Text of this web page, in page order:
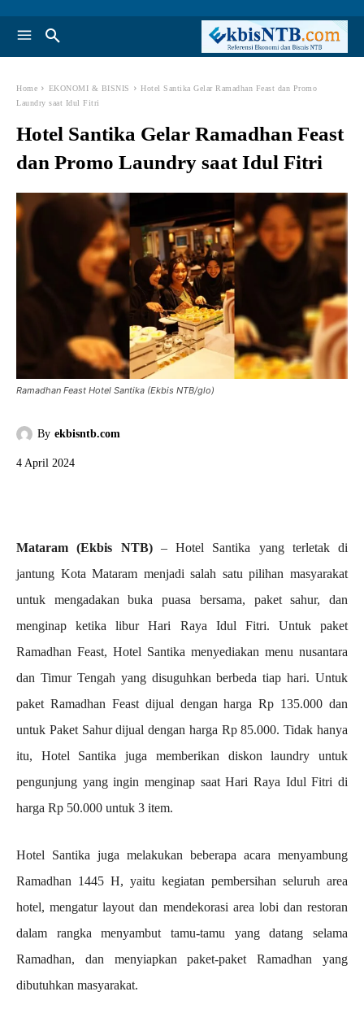
Home EKONOMI & BISNIS
Hotel Santika Gelar Ramadhan Feast dan Promo
Laundry saat Idul Fitri
Hotel Santika Gelar Ramadhan Feast
dan Promo Laundry saat Idul Fitri
Ramadhan Feast Hotel Santika (Ekbis NTB/glo)
By ekbisntb.com
4 April 2024
Mataram (Ekbis NTB)– Hotel Santika yang terletak di
jantung Kota Mataram menjadi salah satu pilihan masyarakat
untuk mengadakan buka puasa bersama, paket sahur, dan
menginap ketika libur Hari Raya Idul Fitri. Untuk paket
Ramadhan Feast, Hotel Santika menyediakan menu nusantara
dan Timur Tengah yang disuguhkan berbeda tiap hari. Untuk
paket Ramadhan Feast dijual dengan harga Rp 135.000 dan
untuk Paket Sahur dijual dengan harga Rp 85.000. Tidak hanya
itu, Hotel Santika juga memberikan diskon laundry untuk
pengunjung yang ingin menginap saat Hari Raya Idul Fitri di
harga Rp 50.000 untuk 3 item.
Hotel Santika juga melakukan beberapa acara menyambung
Ramadhan 1445 H, yaitu kegiatan pembersihan seluruh area
hotel, mengatur layout dan mendekorasi area lobi dan restoran
dalam rangka menyambut tamu-tamu yang datang selama
Ramadhan, dan menyiapkan paket-paket Ramadhan yang
dibutuhkan masyarakat.